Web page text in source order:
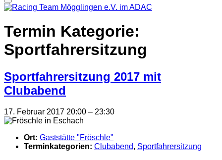
Primary
Menu
Termin Kategorie:
Sportfahrersitzung
Sportfahrersitzung 2017 mit
Clubabend
17. Februar 2017 20:00 – 23:30
Ort: Gaststätte "Fröschle"
Terminkategorien: Clubabend, Sportfahrersitzung